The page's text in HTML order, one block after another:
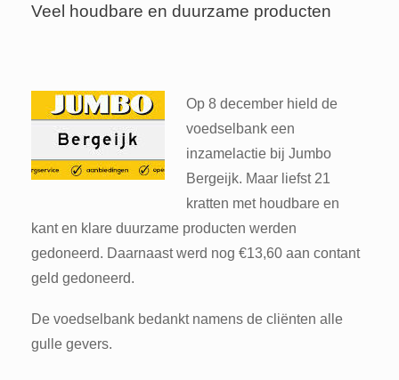
Veel houdbare en duurzame producten
Op 8 december hield de
voedselbank een
inzamelactie bij Jumbo
Bergeijk. Maar liefst 21
kratten met houdbare en
kant en klare duurzame producten werden
gedoneerd. Daarnaast werd nog €13,60 aan contant
geld gedoneerd.
De voedselbank bedankt namens de cliënten alle
gulle gevers.